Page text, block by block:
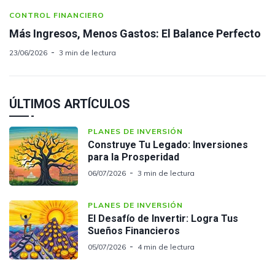
CONTROL FINANCIERO
Más Ingresos, Menos Gastos: El Balance Perfecto
23/06/2026 3 min de lectura
ÚLTIMOS ARTÍCULOS
PLANES DE INVERSIÓN
Construye Tu Legado: Inversiones
para la Prosperidad
06/07/2026 3 min de lectura
PLANES DE INVERSIÓN
El Desafío de Invertir: Logra Tus
Sueños Financieros
05/07/2026 4 min de lectura